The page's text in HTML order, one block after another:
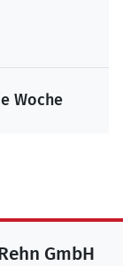
Woche
GmbH